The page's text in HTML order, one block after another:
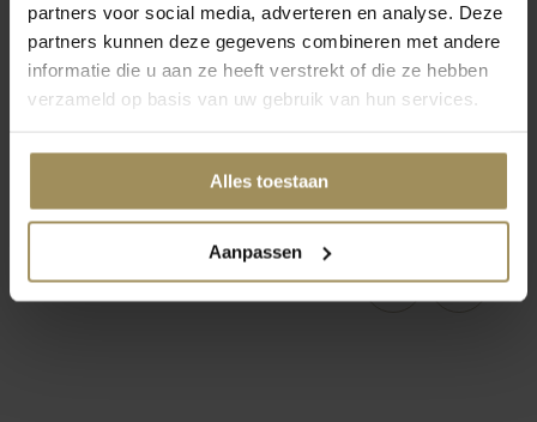
partners voor social media, adverteren en analyse. Deze
partners kunnen deze gegevens combineren met andere
informatie die u aan ze heeft verstrekt of die ze hebben
verzameld op basis van uw gebruik van hun services.
Alles toestaan
Aanpassen
Dressoirs Salontafels
1 2 3 4